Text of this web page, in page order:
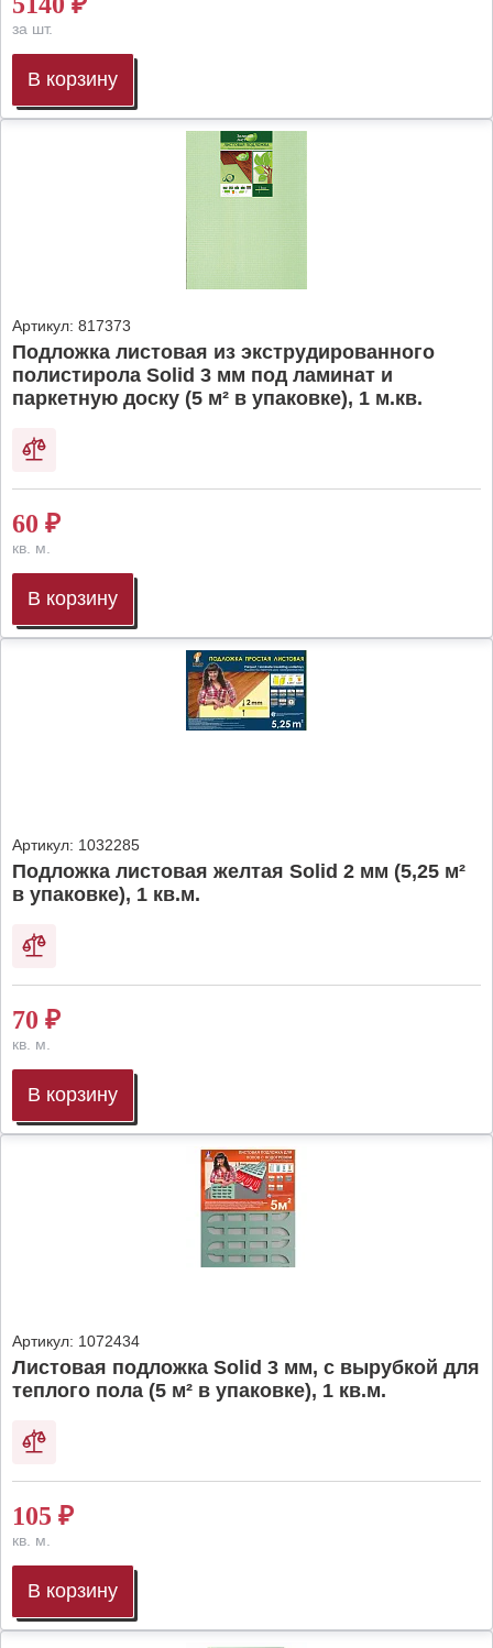
за шт.
В корзину
Артикул: 817373
Подложка листовая из экструдированного
полистирола Solid 3 мм под ламинат и
паркетную доску (5 м² в упаковке), 1 м.кв.
60 ₽
кв. м.
В корзину
Артикул: 1032285
Подложка листовая желтая Solid 2 мм (5,25 м²
в упаковке), 1 кв.м.
70 ₽
кв. м.
В корзину
Артикул: 1072434
Листовая подложка Solid 3 мм, с вырубкой для
теплого пола (5 м² в упаковке), 1 кв.м.
105 ₽
кв. м.
В корзину